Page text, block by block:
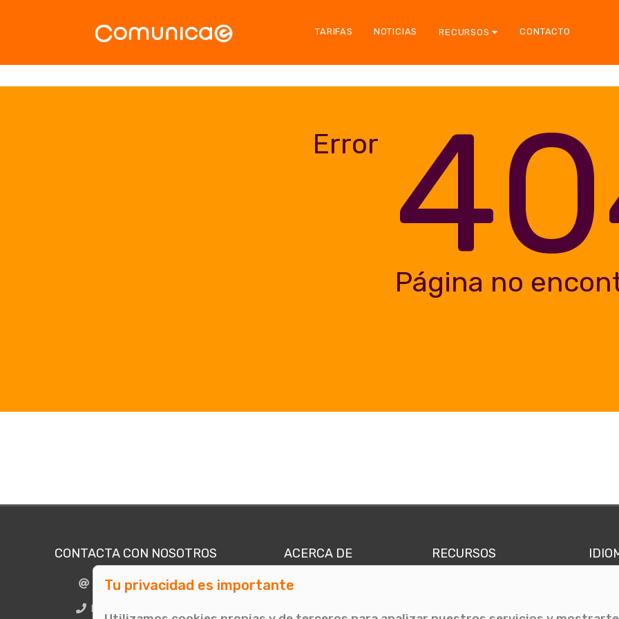
TARIFAS NOTICIAS RECURSOS CONTACTO
Error
Página no
CONTACTA CON NOSOTROS
info@comunicae.com
BCN + 34 931 702 774
ACERCA DE
Quiénes somos
RECURSOS
Tu privacidad es importante